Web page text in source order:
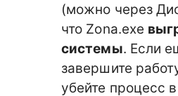
(можно через
что Zona.exe
системы. Если
завершите
убейте процесс